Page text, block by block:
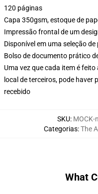
120 páginas
Capa 350gsm, estoque de
Impressão frontal de um
Disponível em uma seleção
Bolso de documento prático
Uma vez que cada item é
local de terceiros, pode
recebido
SKU:
Categorias:The
What